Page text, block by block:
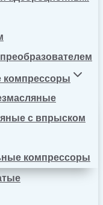
компрессоры
с впрыском
компрессоры